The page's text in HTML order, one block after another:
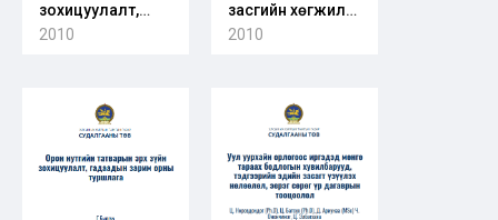
зохицуулалт,
гадаадын зарим
2010
засгийн хөгжилд
хөдөө аж ахуйн
2010